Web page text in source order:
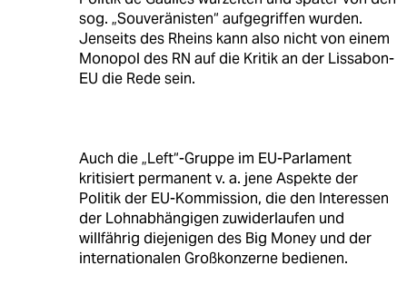
sog. „Souveränisten“ aufgegriffen wurden.
Jenseits des Rheins kann also nicht von einem
Monopol des RN auf die Kritik an der Lissabon-
EU die Rede sein.
Auch die „Left“-Gruppe im EU-Parlament
kritisiert permanent v. a. jene Aspekte der
Politik der EU-Kommission, die den Interessen
der Lohnabhängigen zuwiderlaufen und
willfährig diejenigen des Big Money und der
internationalen Großkonzerne bedienen.